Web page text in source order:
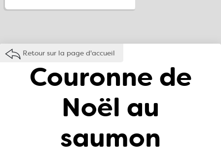
Retour sur la page d'accueil
Couronne de
Noël au
saumon